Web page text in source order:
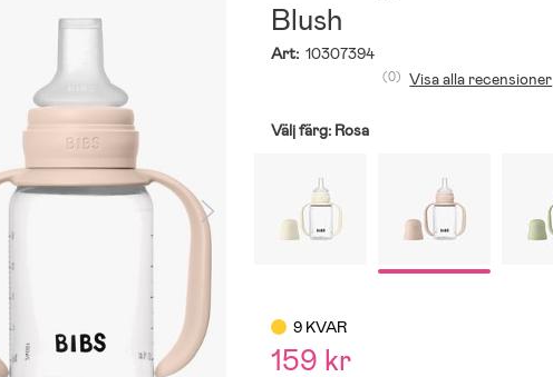
Blush
Art: 10307394
(0) Visa alla recensioner
Välj färg: Rosa
9 KVAR
159 kr